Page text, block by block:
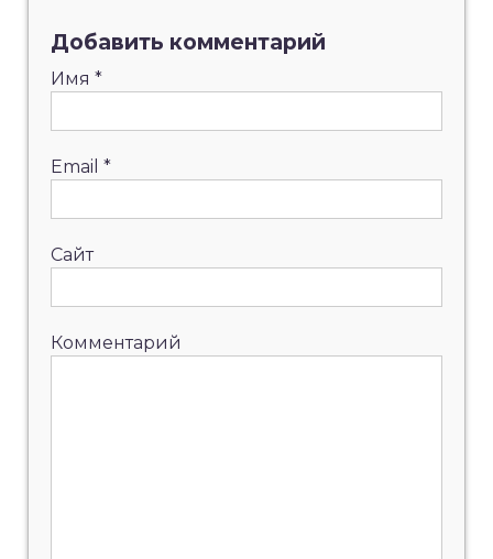
Добавить комментарий
Имя *
Email *
Сайт
Комментарий